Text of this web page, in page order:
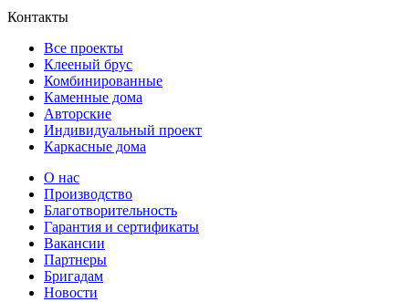
Контакты
Все проекты
Клееный брус
Комбинированные
Каменные дома
Авторские
Индивидуальный проект
Каркасные дома
О нас
Производство
Благотворительность
Гарантия и сертификаты
Вакансии
Партнеры
Бригадам
Новости